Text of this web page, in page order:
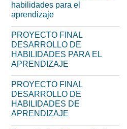
habilidades para el
aprendizaje
PROYECTO FINAL
DESARROLLO DE
HABILIDADES PARA EL
APRENDIZAJE
PROYECTO FINAL
DESARROLLO DE
HABILIDADES DE
APRENDIZAJE